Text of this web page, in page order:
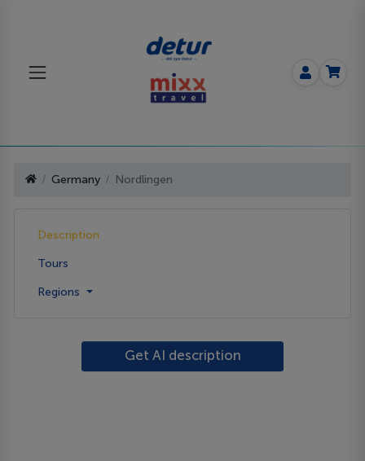
Germany Nordlingen
Description
Tours
Regions
Get AI description